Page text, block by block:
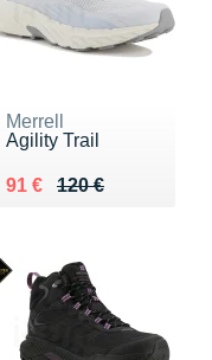
Merrell
Agility Trail
120 €
Au lieu de 120 €
91 €
Vendu 91 €